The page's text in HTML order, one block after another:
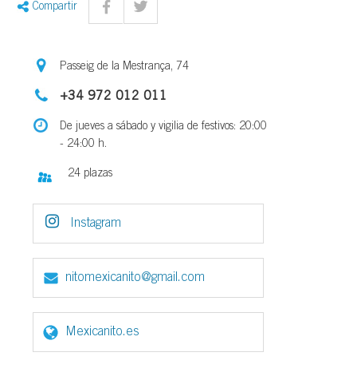
Compartir
Passeig de la Mestrança, 74
+34 972 012 011
De jueves a sábado y vigilia de festivos: 20:00
- 24:00 h.
24 plazas
Instagram
nitomexicanito@gmail.com
Mexicanito.es